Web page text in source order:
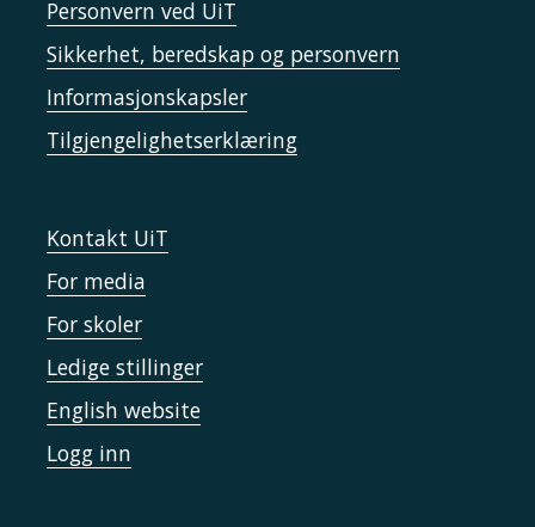
Personvern ved UiT
Sikkerhet, beredskap og personvern
Informasjonskapsler
Tilgjengelighetserklæring
Kontakt UiT
For media
For skoler
Ledige stillinger
English website
Logg inn